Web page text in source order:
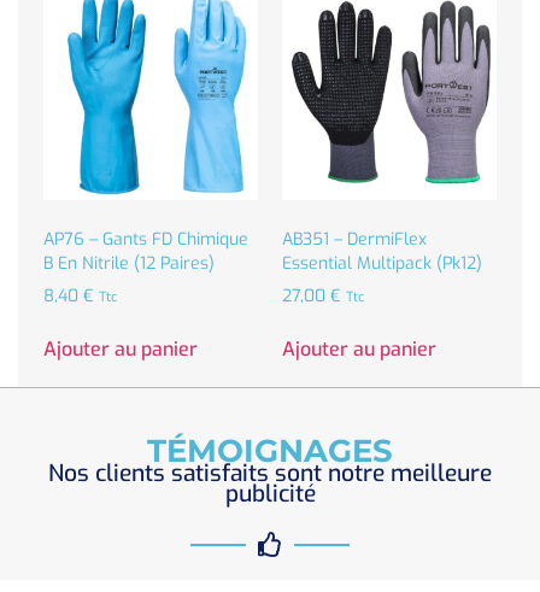
AP76 – Gants FD Chimique
B En Nitrile (12 Paires)
8,40 € Ttc
Ajouter au panier
AB351 – DermiFlex
Essential Multipack (Pk12)
27,00 € Ttc
Ajouter au panier
TÉMOIGNAGES
Nos clients satisfaits sont notre meilleure
publicité